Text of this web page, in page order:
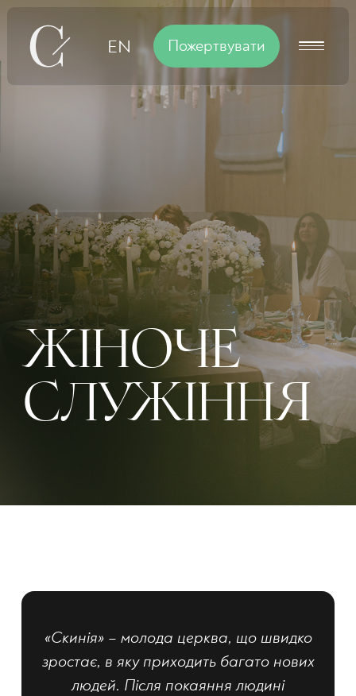
ЖІНОЧЕ
СЛУЖІННЯ
«Скинія» – молода церква, що швидко
зростає, в яку приходить багато нових
людей. Після покаяння людині
EN Пожертвувати